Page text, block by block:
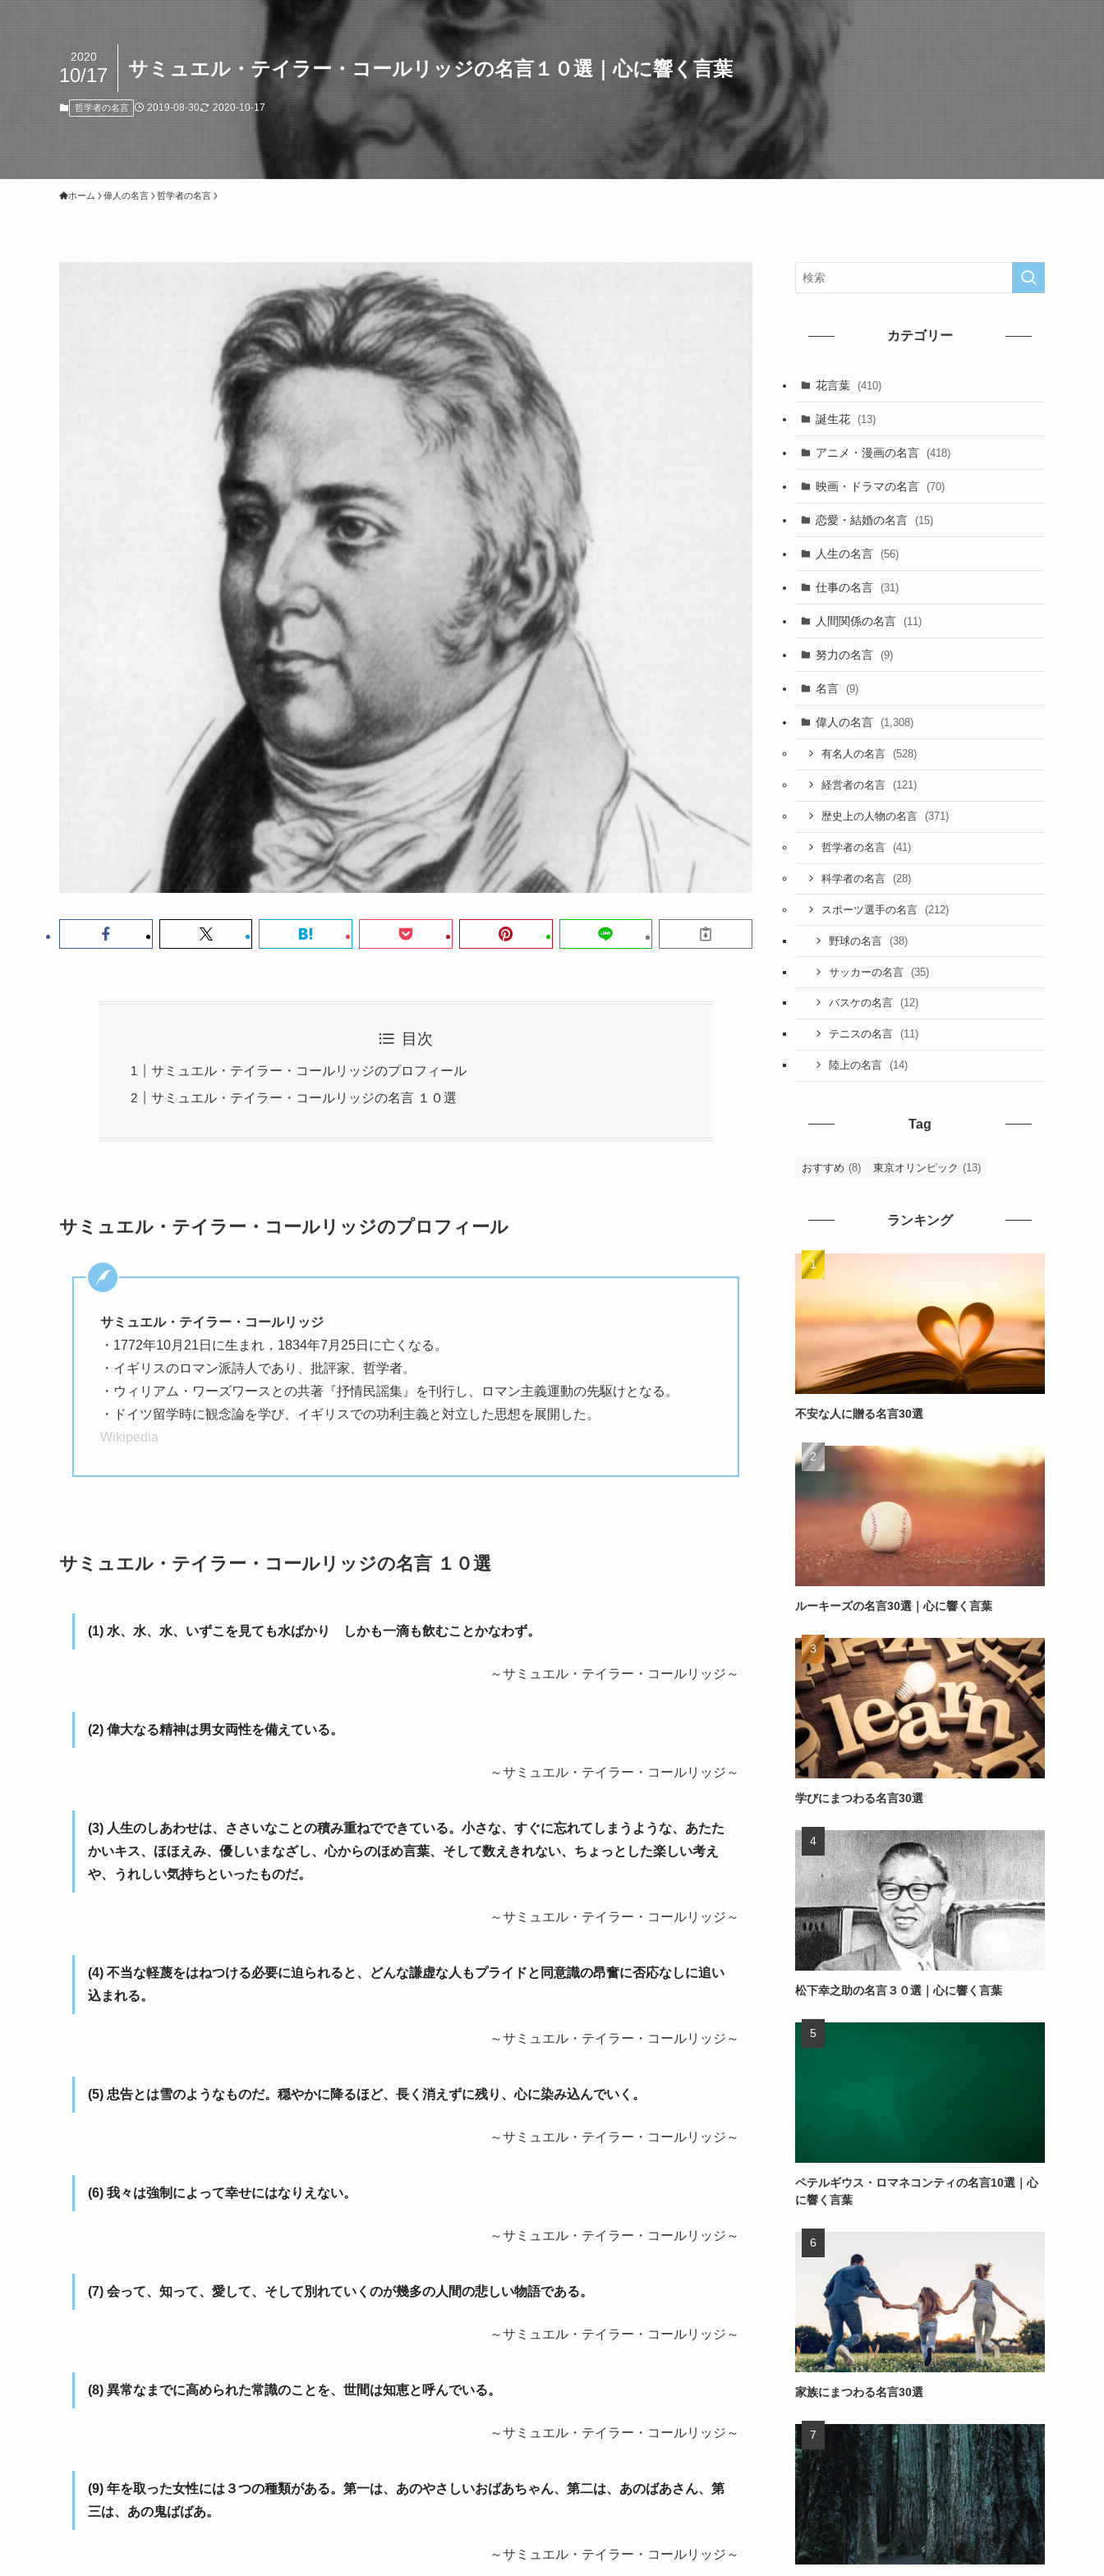
サミュエル・テイラー・コールリッジの名言１０選｜心に響く言葉
2020
10/17
哲学者の名言 2019-08-30 2020-10-17
ホーム 偉人の名言 哲学者の名言
目次
サミュエル・テイラー・コールリッジのプロフィール
サミュエル・テイラー・コールリッジの名言 １０選
サミュエル・テイラー・コールリッジのプロフィール
サミュエル・テイラー・コールリッジ
・1772年10月21日に生まれ，1834年7月25日に亡くなる。
・イギリスのロマン派詩人であり、批評家、哲学者。
・ウィリアム・ワーズワースとの共著『抒情民謡集』を刊行し、ロマン主義運動の先駆けとなる。
・ドイツ留学時に観念論を学び、イギリスでの功利主義と対立した思想を展開した。
Wikipedia
サミュエル・テイラー・コールリッジの名言 １０選
(1) 水、水、水、いずこを見ても水ばかり しかも一滴も飲むことかなわず。
～サミュエル・テイラー・コールリッジ～
(2) 偉大なる精神は男女両性を備えている。
～サミュエル・テイラー・コールリッジ～
(3) 人生のしあわせは、ささいなことの積み重ねでできている。小さな、すぐに忘れてしまうような、あたた
かいキス、ほほえみ、優しいまなざし、心からのほめ言葉、そして数えきれない、ちょっとした楽しい考え
や、うれしい気持ちといったものだ。
～サミュエル・テイラー・コールリッジ～
(4) 不当な軽蔑をはねつける必要に迫られると、どんな謙虚な人もプライドと同意識の昂奮に否応なしに追い
込まれる。
～サミュエル・テイラー・コールリッジ～
(5) 忠告とは雪のようなものだ。穏やかに降るほど、長く消えずに残り、心に染み込んでいく。
～サミュエル・テイラー・コールリッジ～
(6) 我々は強制によって幸せにはなりえない。
～サミュエル・テイラー・コールリッジ～
(7) 会って、知って、愛して、そして別れていくのが幾多の人間の悲しい物語である。
～サミュエル・テイラー・コールリッジ～
(8) 異常なまでに高められた常識のことを、世間は知恵と呼んでいる。
～サミュエル・テイラー・コールリッジ～
(9) 年を取った女性には３つの種類がある。第一は、あのやさしいおばあちゃん、第二は、あのばあさん、第
三は、あの鬼ばばあ。
～サミュエル・テイラー・コールリッジ～
カテゴリー
花言葉 (410)
誕生花 (13)
アニメ・漫画の名言 (418)
映画・ドラマの名言 (70)
恋愛・結婚の名言 (15)
人生の名言 (56)
仕事の名言 (31)
人間関係の名言 (11)
努力の名言 (9)
名言 (9)
偉人の名言 (1,308)
有名人の名言 (528)
経営者の名言 (121)
歴史上の人物の名言 (371)
哲学者の名言 (41)
科学者の名言 (28)
スポーツ選手の名言 (212)
野球の名言 (38)
サッカーの名言 (35)
バスケの名言 (12)
テニスの名言 (11)
陸上の名言 (14)
Tag
おすすめ (8) 東京オリンピック (13)
ランキング
不安な人に贈る名言30選
ルーキーズの名言30選｜心に響く言葉
学びにまつわる名言30選
松下幸之助の名言３０選｜心に響く言葉
ペテルギウス・ロマネコンティの名言10選｜心
に響く言葉
家族にまつわる名言30選